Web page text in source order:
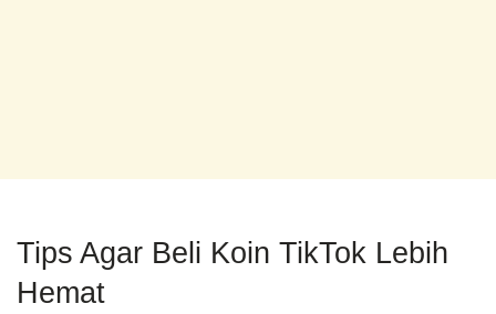
Tips Agar Beli Koin TikTok Lebih
Hemat